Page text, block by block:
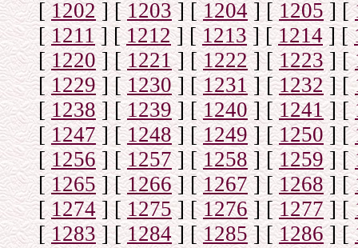
[1202] [1203] [1204] [1205] [
[1211] [1212] [1213] [1214] [
[1220] [1221] [1222] [1223] [
[ 1229] [1230] [1231] [1232] [
[1238] [1239] [1240] [1241] [
[1247] [1248] [1249 ] [1250] [
[1256] [1257] [1258] [1259] [
[1265] [1266] [1267] [1268] [
[1274] [1275] [1276] [1277] [
[1283] [1284] [1285] [1286] [